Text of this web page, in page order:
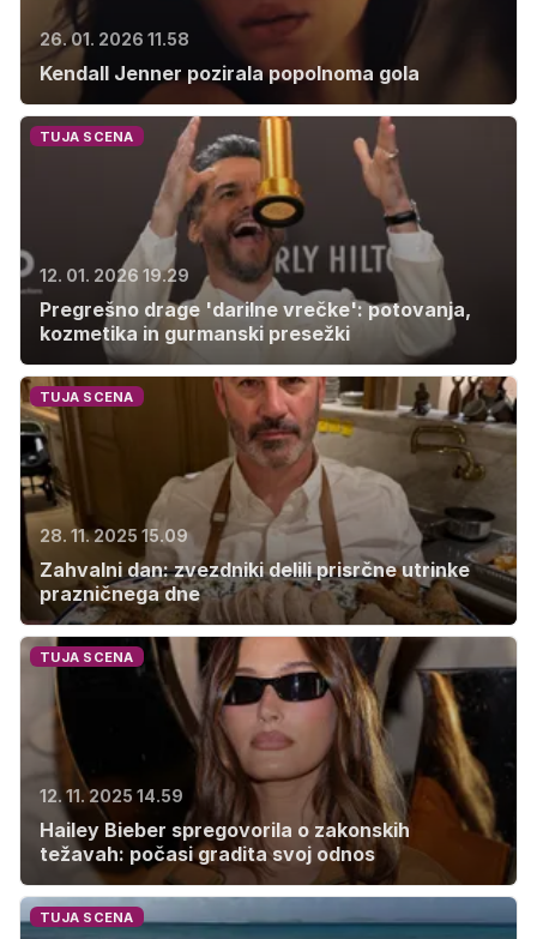
26. 01. 2026 11.58
Kendall Jenner pozirala popolnoma gola
TUJA SCENA
12. 01. 2026 19.29
Pregrešno drage 'darilne vrečke': potovanja,
kozmetika in gurmanski presežki
TUJA SCENA
28. 11. 2025 15.09
Zahvalni dan: zvezdniki delili prisrčne utrinke
prazničnega dne
TUJA SCENA
12. 11. 2025 14.59
Hailey Bieber spregovorila o zakonskih
težavah: počasi gradita svoj odnos
TUJA SCENA